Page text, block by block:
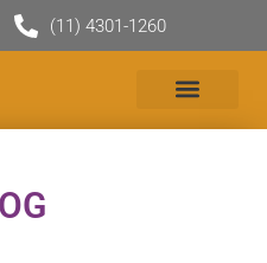
(11) 4301-1260